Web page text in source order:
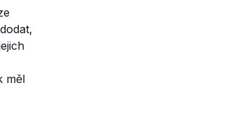
měl